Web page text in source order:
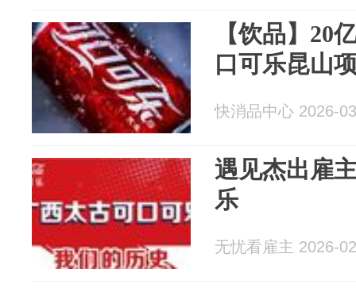
【饮品】20
口可乐昆山
快消品中心 2026-
遇见杰出雇
乐
无忧看雇主 2026-